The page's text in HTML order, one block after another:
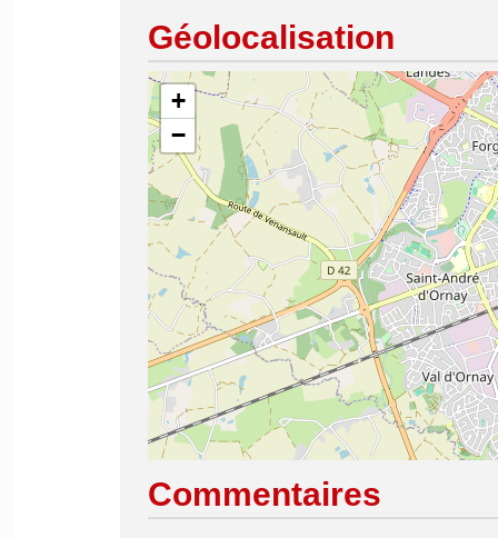
Géolocalisation
+
−
Commentaires